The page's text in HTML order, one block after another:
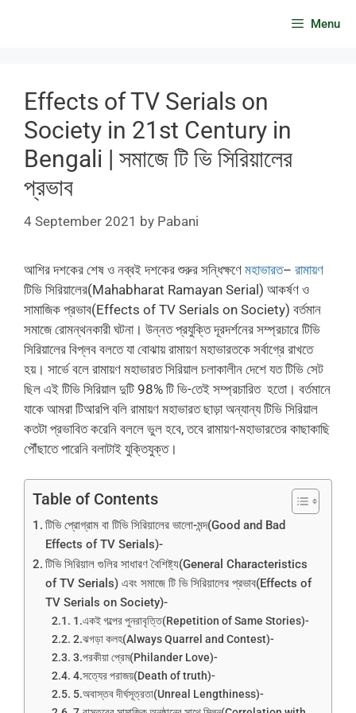
Menu
Effects of TV Serials on
Society in 21st Century in
Bengali | সমাজে টি ভি সিরিয়ালের
প্রভাব
4 September 2021 by Pabani
আশির দশকের শেষ ও নব্বই দশকের শুরুর সন্ধিক্ষণে মহাভারত– রামায়ণ
টিভি সিরিয়ালের(Mahabharat Ramayan Serial) আকর্ষণ ও
সামাজিক প্রভাব(Effects of TV Serials on Society) বর্তমান
সমাজে রোমন্থনকারী ঘটনা। উন্নত প্রযুক্তি দূরদর্শনের সম্প্রচারে টিভি
সিরিয়ালের বিপ্লব বলতে যা বোঝায় রামায়ণ মহাভারতকে সর্বাগ্রে রাখতে
হয়। সার্ভে বলে রামায়ণ মহাভারত সিরিয়াল চলাকালীন দেশে যত টিভি সেট
ছিল এই টিভি সিরিয়াল দুটি 98% টি ভি-তেই সম্প্রচারিত হতো। বর্তমানে
যাকে আমরা টিআরপি বলি রামায়ণ মহাভারত ছাড়া অন্যান্য টিভি সিরিয়াল
কতটা প্রভাবিত করেনি বললে ভুল হবে, তবে রামায়ণ-মহাভারতের কাছাকাছি
পৌঁছাতে পারেনি বলাটাই যুক্তিযুক্ত।
Table of Contents
টিভি প্রোগ্রাম বা টিভি সিরিয়ালের ভালো-মন্দ(Good and Bad
Effects of TV Serials)-
টিভি সিরিয়াল গুলির সাধারণ বৈশিষ্ট্য(General Characteristics
of TV Serials) এবং সমাজে টি ভি সিরিয়ালের প্রভাব(Effects of
TV Serials on Society)-
1.একই গল্পের পুনরাবৃত্তি(Repetition of Same Stories)-
2.ঝগড়া কলহ(Always Quarrel and Contest)-
3.পরকীয়া প্রেম(Philander Love)-
4.সত্যের পরাজয়(Death of truth)-
5.অবাস্তব দীর্ঘসূত্রতা(Unreal Lengthiness)-